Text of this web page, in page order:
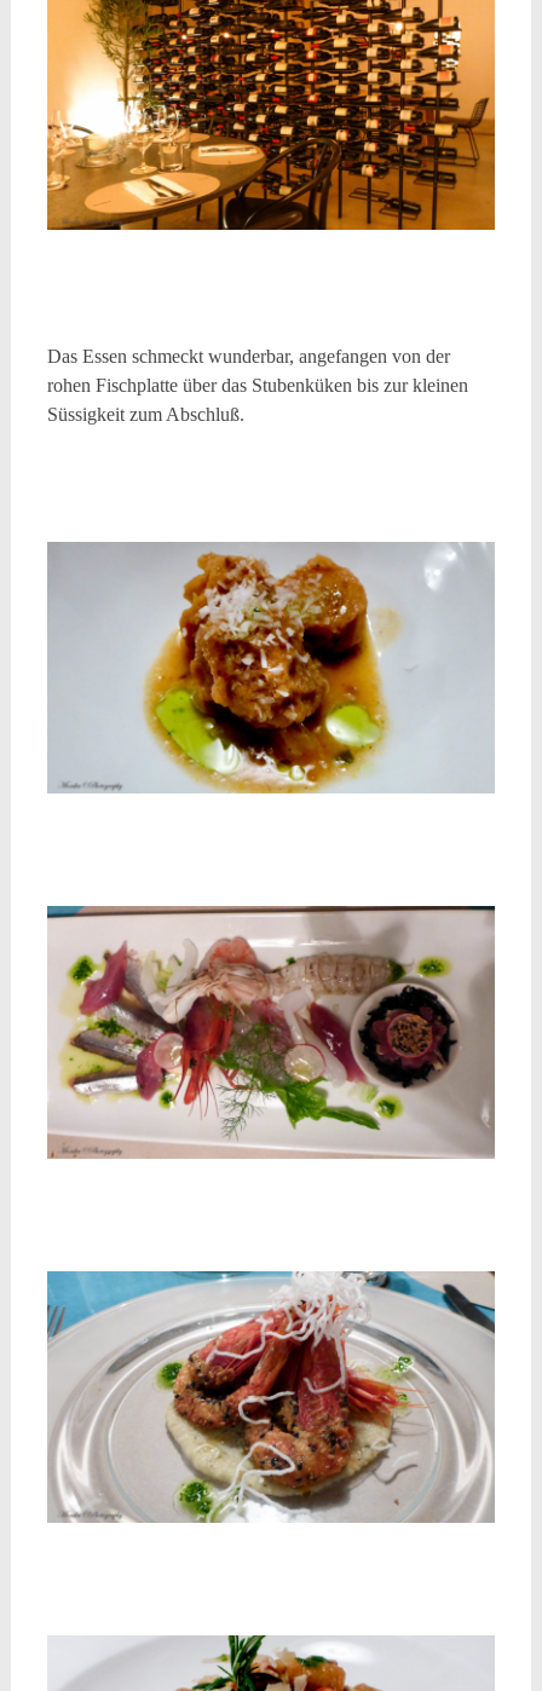
Das Essen schmeckt wunderbar, angefangen von der
rohen Fischplatte über das Stubenküken bis zur kleinen
Süssigkeit zum Abschluß.